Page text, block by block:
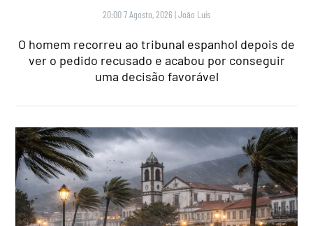
20:00 7 Agosto, 2026 |João Luís
O homem recorreu ao tribunal espanhol depois de
ver o pedido recusado e acabou por conseguir
uma decisão favorável